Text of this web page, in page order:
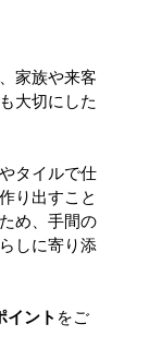
家族や来客
も大切にした
タイルで仕
り出すこと
め、手間の
しに寄り添
イント をご